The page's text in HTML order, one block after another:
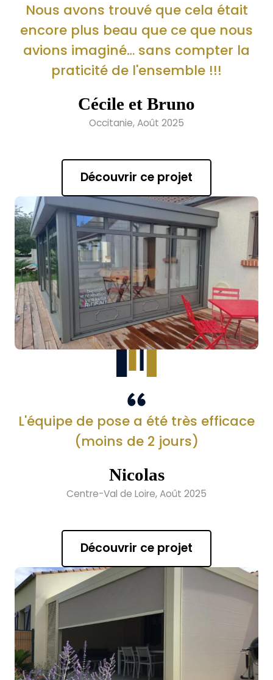
Nous avons trouvé que cela était
encore plus beau que ce que nous
avions imaginé… sans compter la
praticité de l'ensemble !!!
Cécile et Bruno
Occitanie, Août 2025
Découvrir ce projet
L'équipe de pose a été très efficace
(moins de 2 jours)
Nicolas
Centre-Val de Loire, Août 2025
Découvrir ce projet